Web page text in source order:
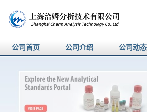
公司首页 公司介绍 公司动态